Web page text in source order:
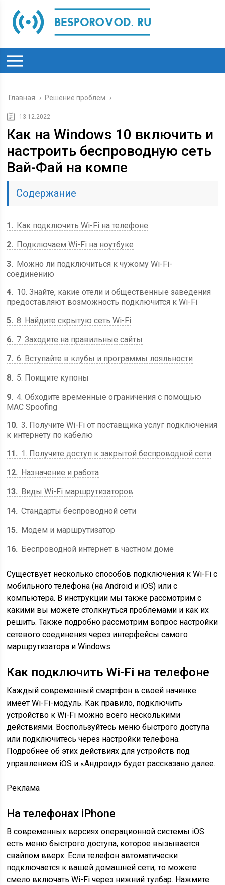
Главная › Решение проблем ›
13.12.2022
Как на Windows 10 включить и
настроить беспроводную сеть
Вай-Фай на компе
Содержание
1
Как подключить Wi-Fi на телефоне
2
Подключаем Wi-Fi на ноутбуке
3
Можно ли подключиться к чужому Wi-Fi-
соединению
4
10. Знайте, какие отели и общественные заведения
предоставляют возможность подключится к Wi-Fi
5 8. Найдите скрытую сеть Wi-Fi
6
7. Заходите на правильные сайты
7 6. Вступайте в клубы и программы лояльности
8
5. Поищите купоны
9 4. Обходите временные ограничения с помощью
MAC Spoofing
10 3. Получите Wi-Fi от поставщика услуг подключения
к интернету по кабелю
11
1. Получите доступ к закрытой беспроводной сети
12
Назначение и работа
13
Виды Wi-Fi маршрутизаторов
14 Стандарты беспроводной сети
15
Модем и маршрутизатор
16
Беспроводной интернет в частном доме
Существует несколько способов подключения к Wi-Fi с
мобильного телефона (на Android и iOS) или с
компьютера. В инструкции мы также рассмотрим с
какими вы можете столкнуться проблемами и как их
решить. Также подробно рассмотрим вопрос настройки
сетевого соединения через интерфейсы самого
маршрутизатора и Windows.
Как подключить Wi-Fi на телефоне
Каждый современный смартфон в своей начинке
имеет Wi-Fi-модуль. Как правило, подключить
устройство к Wi-Fi можно всего несколькими
действиями. Воспользуйтесь меню быстрого доступа
или подключитесь через настройки телефона.
Подробнее об этих действиях для устройств под
управлением iOS и «Андроид» будет рассказано далее.
Реклама
На телефонах iPhone
В современных версиях операционной системы iOS
есть меню быстрого доступа, которое вызывается
свайпом вверх. Если телефон автоматически
подключается к вашей домашней сети, то можете
смело включать Wi-Fi через нижний тулбар. Нажмите